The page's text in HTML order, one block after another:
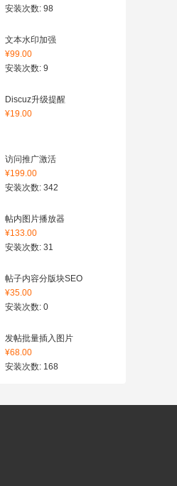
安装次数: 98
文本水印加强
¥99.00
安装次数: 9
Discuz升级提醒
¥19.00
访问推广激活
¥199.00
安装次数: 342
帖内图片播放器
¥133.00
安装次数: 31
帖子内容分版块SEO
¥35.00
安装次数: 0
发帖批量插入图片
¥68.00
安装次数: 168